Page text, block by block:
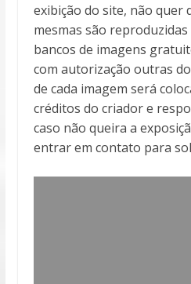
exibição do site, não quer
mesmas são reproduzidas
bancos de imagens
com autorização outras
de cada imagem será
créditos do criador e
caso não queira a
entrar em contato para